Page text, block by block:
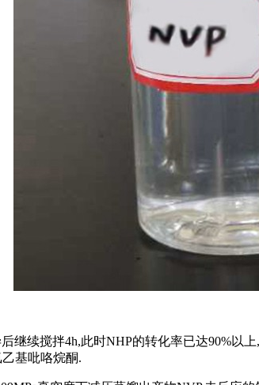
继续搅拌4h,此时NHP的转化率已达90%以
基吡咯烷酮.